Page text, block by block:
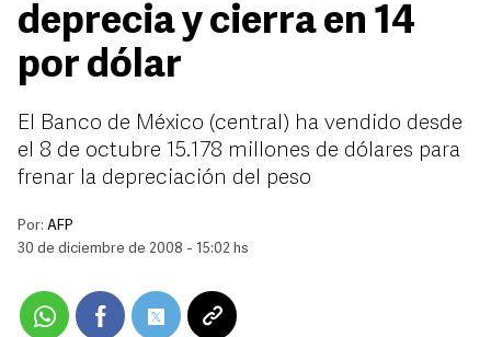
deprecia y cierra en 14
por dólar
El Banco de México (central) ha vendido desde
el 8 de octubre 15.178 millones de dólares para
frenar la depreciación del peso
Por: AFP
30 de diciembre de 2008 - 15:02 hs